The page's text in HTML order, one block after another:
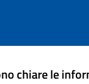
chiare le